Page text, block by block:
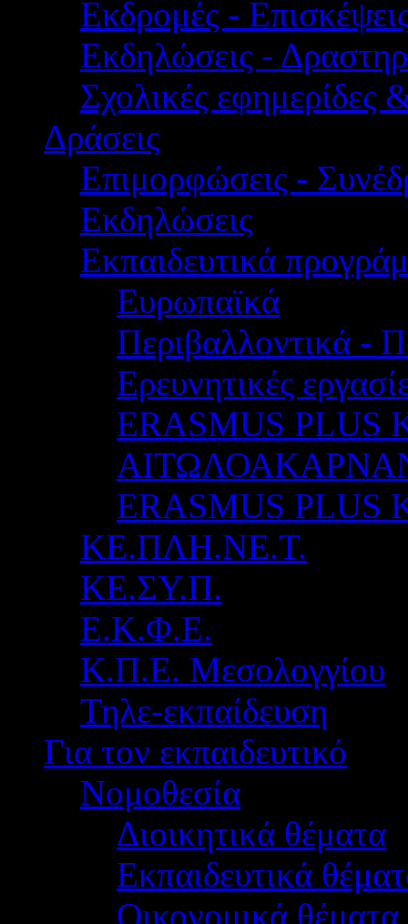
Εκδρομές -
Εκδηλώσεις -
Σχολικές εφημερίδες
Δράσεις
Επιμορφώσεις -
Εκδηλώσεις
Εκπαιδευτικά
Ευρωπαϊκά
Περιβαλλοντικά -
Ερευνητικές
ERASMUS PLUS
ERASMUS
ΚΕ.ΠΛΗ.ΝΕ.Τ.
ΚΕ.ΣΥ.Π.
Ε.Κ.Φ.Ε.
Κ.Π.Ε. Μεσολογγίου
Τηλε-εκπαίδευση
Για τον εκπαιδευτικό
Νομοθεσία
Διοικητικά θέματα
Εκπαιδευτικά
Οικονομικά θέματα